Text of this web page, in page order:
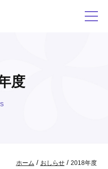
度
ホーム / おしらせ/ 2018年度